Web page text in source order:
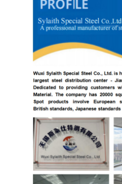
PPGI ha galvanizzato la